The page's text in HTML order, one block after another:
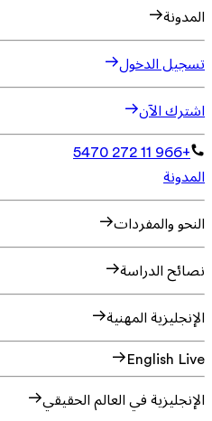
المدونة
تسجيل الدخول
اشترك الآن
+966 11 272 5470
المدونة
النحو والمفردات
نصائح الدراسة
الإنجليزية المهنية
English Live
الإنجليزية في العالم الحقيقي